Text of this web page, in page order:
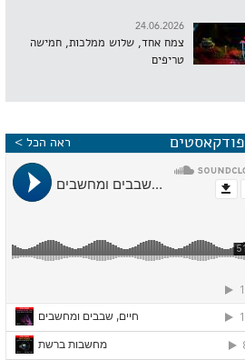
24.06.2026
צמח אחד, שלוש ממלכות, חמישה
טריפים
פודקאסטים ראה הכל >